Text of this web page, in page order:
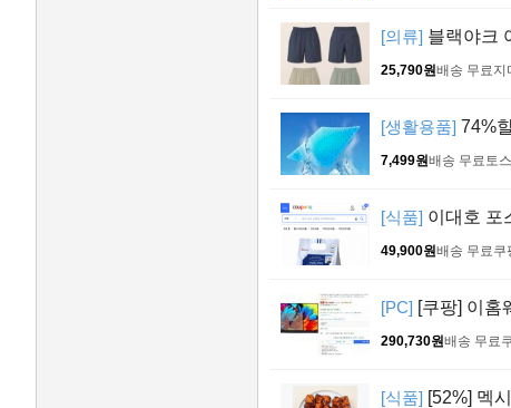
[의류] 블랙야크
25,790원배송 무료 지
[생활용품] 74%
7,499원배송 무료 토
[식품] 이대호 포
49,900원배송 무료 쿠
[PC] [쿠팡] 이홈
290,730원배송 무료
[식품] [52%] 멕